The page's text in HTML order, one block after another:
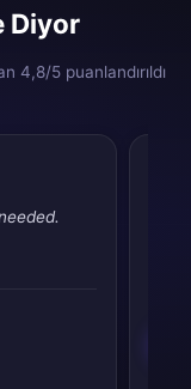
Diyor
4,8/5 puanlandırıldı